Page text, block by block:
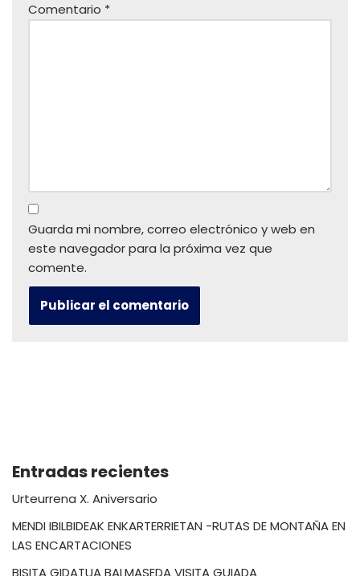
Comentario *
Guarda mi nombre, correo electrónico y web en
este navegador para la próxima vez que
comente.
Entradas recientes
Urteurrena X. Aniversario
MENDI IBILBIDEAK ENKARTERRIETAN -RUTAS DE MONTAÑA EN
LAS ENCARTACIONES